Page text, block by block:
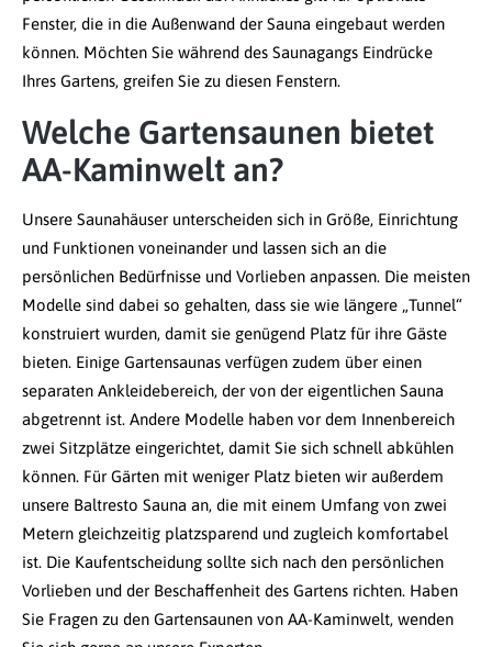
Fenster, die in die Außenwand der Sauna eingebaut werden
können. Möchten Sie während des Saunagangs Eindrücke
Ihres Gartens, greifen Sie zu diesen Fenstern.
Welche Gartensaunen bietet
AA-Kaminwelt an?
Unsere Saunahäuser unterscheiden sich in Größe, Einrichtung
und Funktionen voneinander und lassen sich an die
persönlichen Bedürfnisse und Vorlieben anpassen. Die meisten
Modelle sind dabei so gehalten, dass sie wie längere „Tunnel“
konstruiert wurden, damit sie genügend Platz für ihre Gäste
bieten. Einige Gartensaunas verfügen zudem über einen
separaten Ankleidebereich, der von der eigentlichen Sauna
abgetrennt ist. Andere Modelle haben vor dem Innenbereich
zwei Sitzplätze eingerichtet, damit Sie sich schnell abkühlen
können. Für Gärten mit weniger Platz bieten wir außerdem
unsere Baltresto Sauna an, die mit einem Umfang von zwei
Metern gleichzeitig platzsparend und zugleich komfortabel
ist. Die Kaufentscheidung sollte sich nach den persönlichen
Vorlieben und der Beschaffenheit des Gartens richten. Haben
Sie Fragen zu den Gartensaunen von AA-Kaminwelt, wenden